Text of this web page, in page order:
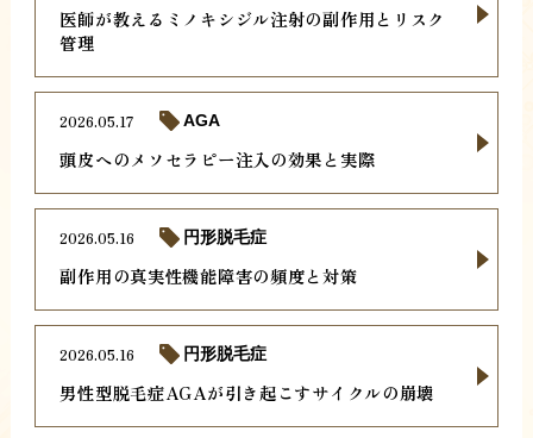
医師が教えるミノキシジル注射の副作用とリスク
管理
頭皮へのメソセラピー注入の効果と実際
2026.05.17 AGA
副作用の真実性機能障害の頻度と対策
2026.05.16 円形脱毛症
男性型脱毛症AGAが引き起こすサイクルの崩壊
2026.05.16 円形脱毛症